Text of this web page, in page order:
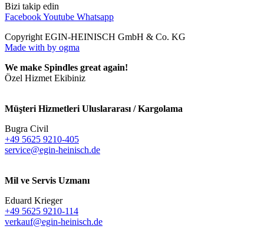
Bizi takip edin
FacebookYoutube Whatsapp
Copyright EGIN-HEINISCH GmbH & Co. KG
Made with by ogma
We make Spindles great again!
Özel Hizmet Ekibiniz
Müşteri Hizmetleri Uluslararası / Kargolama
Bugra Civil
+49 5625 9210-405
service@egin-heinisch.de
Mil ve Servis Uzmanı
Eduard Krieger
+49 5625 9210-114
verkauf@egin-heinisch.de